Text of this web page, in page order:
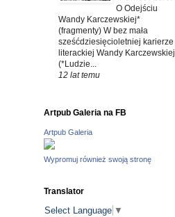
O Odejściu
Wandy Karczewskiej*
(fragmenty) W bez mała
sześćdziesięcioletniej karierze
literackiej Wandy Karczewskiej
(*Ludzie...
12 lat temu
Artpub Galeria na FB
Artpub Galeria
Wypromuj również swoją stronę
Translator
Select Language ▼